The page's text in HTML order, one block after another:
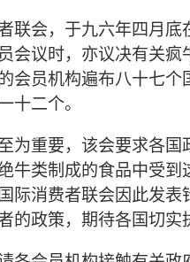
联会，于九六年四月底
会议时，亦议决有关疯
会员机构遍布八十七个
十二个。
为重要，该会要求各国
牛类制成的食品中受到
际消费者联会因此发表
的政策，期待各国切实